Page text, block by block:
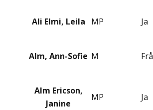
Ali Elmi, Leila MP Ja
Alm, Ann-Sofie M
Alm Ericson,
Janine
MP Ja